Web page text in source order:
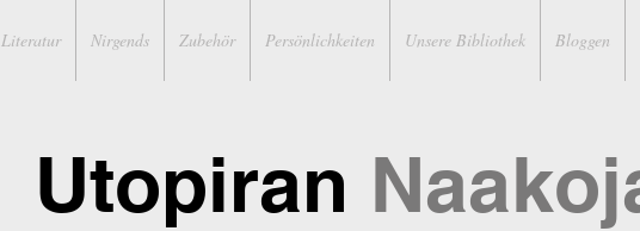
Literatur Nirgends Zubehör Persönlichkeiten Unsere Bibliothek Bloggen
Utopiran